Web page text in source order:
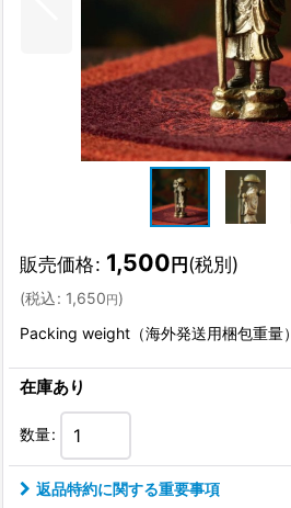
販売価格: 1,500 円 (税別)
(税込: 1,650円)
Packing weight（海外発送用梱包重量）
在庫あり
数量:
返品特約に関する重要事項